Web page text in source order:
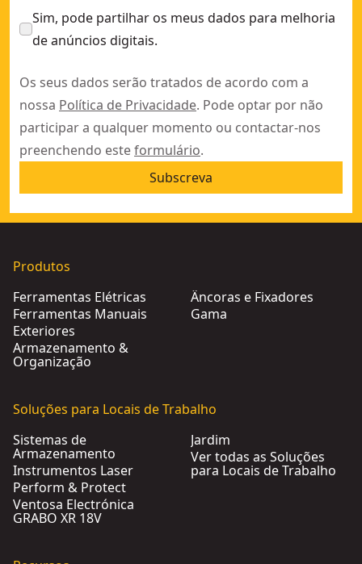
Sim, pode partilhar os meus dados para melhoria
de anúncios digitais.
Os seus dados serão tratados de acordo com a
nossa Política de Privacidade. Pode optar por não
participar a qualquer momento ou contactar-nos
preenchendo esteformulário.
Subscreva
Produtos
Ferramentas Elétricas
Ferramentas Manuais
Exteriores
Armazenamento &
Organização
Âncoras e Fixadores
Gama
Soluções para Locais de Trabalho
Sistemas de
Armazenamento
Instrumentos Laser
Perform & Protect
Ventosa Electrónica
GRABO XR 18V
Jardim
Ver todas as Soluções
para Locais de Trabalho